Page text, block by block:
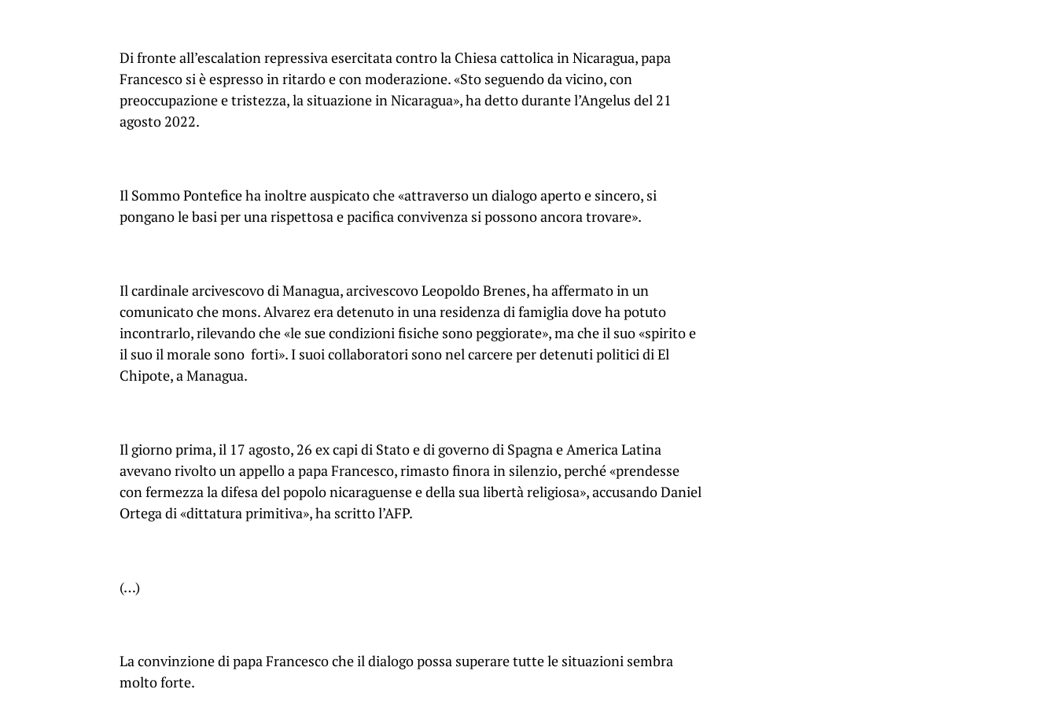
Di fronte all’escalation repressiva esercitata contro la Chiesa cattolica in Nicaragua, papa
Francesco si è espresso in ritardo e con moderazione. «Sto seguendo da vicino, con
preoccupazione e tristezza, la situazione in Nicaragua», ha detto durante l’Angelus del 21
agosto 2022.
Il Sommo Pontefice ha inoltre auspicato che «attraverso un dialogo aperto e sincero, si
pongano le basi per una rispettosa e pacifica convivenza si possono ancora trovare».
Il cardinale arcivescovo di Managua, arcivescovo Leopoldo Brenes, ha affermato in un
comunicato che mons. Alvarez era detenuto in una residenza di famiglia dove ha potuto
incontrarlo, rilevando che «le sue condizioni fisiche sono peggiorate», ma che il suo «spirito e
il suo il morale sono forti». I suoi collaboratori sono nel carcere per detenuti politici di El
Chipote, a Managua.
Il giorno prima, il 17 agosto, 26 ex capi di Stato e di governo di Spagna e America Latina
avevano rivolto un appello a papa Francesco, rimasto finora in silenzio, perché «prendesse
con fermezza la difesa del popolo nicaraguense e della sua libertà religiosa», accusando Daniel
Ortega di «dittatura primitiva», ha scritto l’AFP.
(…)
La convinzione di papa Francesco che il dialogo possa superare tutte le situazioni sembra
molto forte.